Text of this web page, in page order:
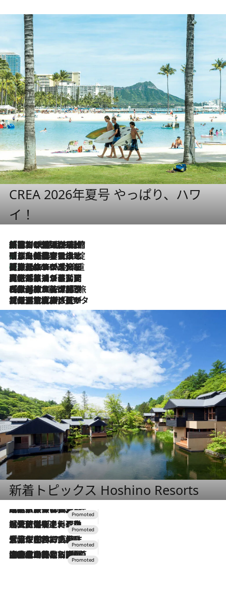
CREA 2026年夏号 やっぱり、ハワ
イ！
2026.8.6
「荷物が増えるほど旅ストレスは増す」美容ジャーナリストがたどり着いた最終結論。“化粧品を劇的に減らす”感動の凝縮美容とは
2026.8.6
「旅先には金髪ウィッグを持参」日本と同じメイクでは損してる!? 美容ジャーナリストが提案する“掟破りの旅美容”とは
2026.8.6
【厳選旅コスメ】「身軽さ＆UV対策重視！」ヘアアーティストshucoが選んだ夏旅ベストコスメを発表【Mサイズジップ】
2026.8.5
【厳選旅コスメ】国内をあちこち移動する河井菜摘が選んだ夏旅ベストコスメ発表！「リラックスアイテムはマスト」【Mサイズジップ】
2026.8.4
【厳選旅コスメ】「紫外線＆乾燥対策しながらメイク感も！」ヘア＆メイクGeorgeが選んだ夏旅ベストコスメを発表！【Mサイズジップ】
2026.8.3
【厳選旅コスメ】「保湿もタイパ重視！」“サウナ好き”タレント清水みさとが愛用する夏旅ベストコスメを発表！【Mサイズジップ】
新着トピックス Hoshino Resorts
2026.7.31
【ホテル帰省】という選択肢をOMOが提案。家族とほどよい距離を保つには「昼は実家、夜は気兼ねなくホテルで！」
2026.7.24
【夏限定ディナーコース】旬を迎える稚鮎や花ズッキーニなどをイタリア・トスカーナの郷土料理の手法で満喫！
2026.7.17
「土佐和ハーブかき氷」がOMO7高知に登場！生姜、山椒、大葉など目にも舌にも涼を呼ぶ郷土の味
2026.7.10
NEW OPEN！【界 草津】名湯の地に誕生。趣の異なる2種の温泉と上州ならではの会席・蕎麦割烹など美食を味わう究極の癒やし旅